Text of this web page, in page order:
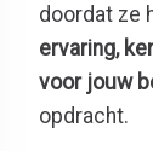
doordat ze
ervaring,
voor jouw
opdracht.